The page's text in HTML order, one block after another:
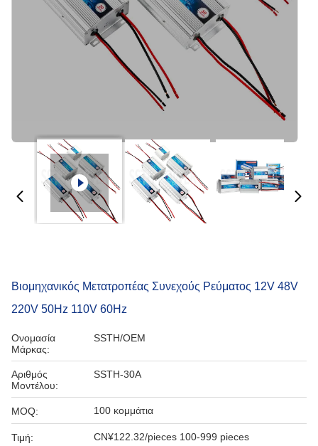
Βιομηχανικός Μετατροπέας Συνεχούς Ρεύματος 12V 48V
220V 50Hz 110V 60Hz
Ονομασία
Μάρκας:
SSTH/OEM
Αριθμός
Μοντέλου:
SSTH-30A
MOQ: 100 κομμάτια
Τιμή: CN¥122.32/pieces 100-999 pieces